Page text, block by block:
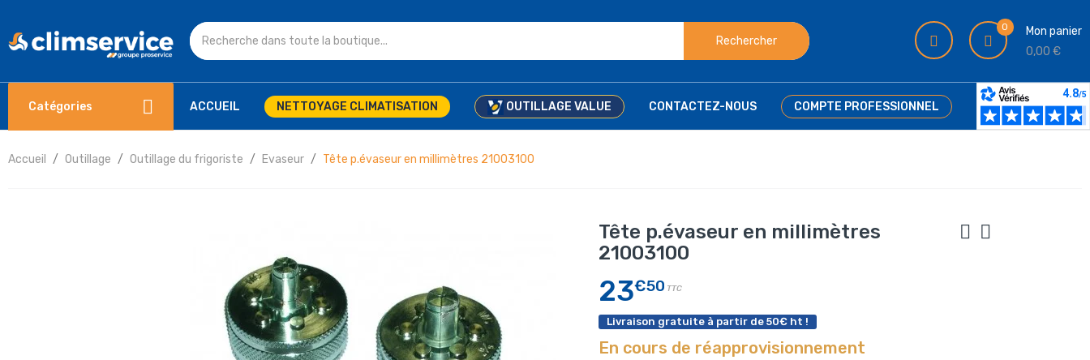
Rechercher
0
Mon panier
0,00 €
Catégories ACCUEIL NETTOYAGE CLIMATISATION OUTILLAGE VALUE CONTACTEZ-NOUS COMPTE PROFESSIONNEL
Accueil Outillage Outillage du frigoriste Evaseur Tête p.évaseur en millimètres 21003100
Tête p.évaseur en millimètres
21003100
23€50 TTC
Livraison gratuite à partir de 50€ ht !
En cours de réapprovisionnement